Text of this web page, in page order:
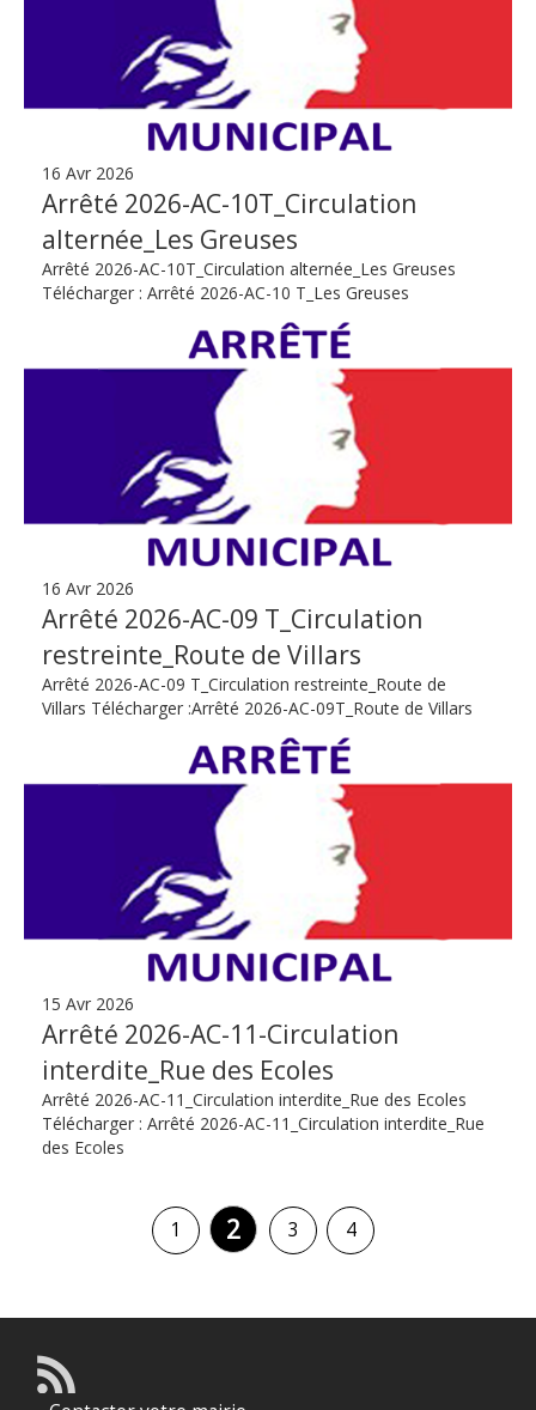
16 Avr 2026
Arrêté 2026-AC-10T_Circulation
alternée_Les Greuses
Arrêté 2026-AC-10T_Circulation alternée_Les Greuses
Télécharger : Arrêté 2026-AC-10 T_Les Greuses
16 Avr 2026
Arrêté 2026-AC-09 T_Circulation
restreinte_Route de Villars
Arrêté 2026-AC-09 T_Circulation restreinte_Route de
Villars Télécharger :Arrêté 2026-AC-09T_Route de Villars
15 Avr 2026
Arrêté 2026-AC-11-Circulation
interdite_Rue des Ecoles
Arrêté 2026-AC-11_Circulation interdite_Rue des Ecoles
Télécharger : Arrêté 2026-AC-11_Circulation interdite_Rue
des Ecoles
1 2 3 4